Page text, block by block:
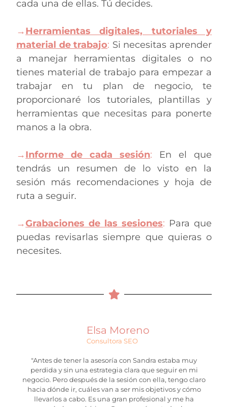
cada una de ellas. Tú decides.
→Herramientas digitales, tutoriales y
material de trabajo: Si necesitas aprender
a manejar herramientas digitales o no
tienes material de trabajo para empezar a
trabajar en tu plan de negocio, te
proporcionaré los tutoriales, plantillas y
herramientas que necesitas para ponerte
manos a la obra.
→Informe de cada sesión: En el que
tendrás un resumen de lo visto en la
sesión más recomendaciones y hoja de
ruta a seguir.
→Grabaciones de las sesiones: Para que
puedas revisarlas siempre que quieras o
necesites.
Elsa Moreno
Consultora SEO
"Antes de tener la asesoría con Sandra estaba muy
perdida y sin una estrategia clara que seguir en mi
negocio. Pero después de la sesión con ella, tengo claro
hacia dónde ir, cuáles van a ser mis objetivos y cómo
llevarlos a cabo. Es una gran profesional y me ha